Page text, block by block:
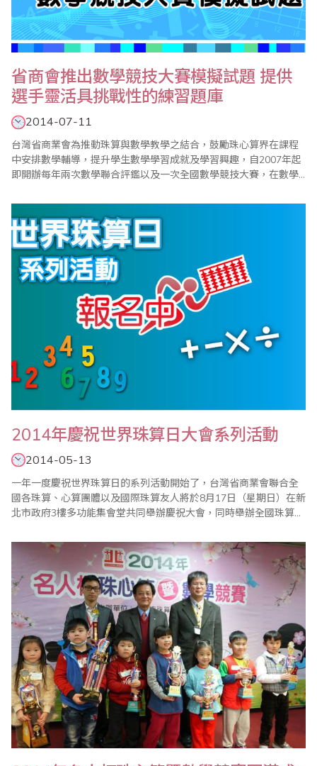
省商會推出數學競技大賽模擬試題 提供
選手靈活具挑戰性的練習題庫
2014-07-11
台灣省商業會為推動珠算與數學教學之結合，鼓勵珠心算界在課程
中安排數學輔導，提升學生數學學習成就及學習興趣，自2007年起
即開辦每年兩次數學聯合評鑑以及一次全國數學競技大賽，在數學
學好數學的目標。同時由於省商會的數學評鑑及競技大賽試題頗受
好評，學生及家長不斷呼籲省商會編印相關模擬試題，以提供考區
配合評鑑及比賽參加學生練習使用，在經過一段時間的..
2014年慶祝世界珠算日大會系列活動
2014-05-13
一年一度慶祝世界珠算日的系列活動開始了，台灣省商業會聯合全
國各珠算、心算團體以及國際珠算友人將於8月17日（星期日）在新
北市政府3樓多功能集會堂共同舉辦慶祝大會，同時舉辦全國珠算比
暨國際觀摩賽、祖孫樂活珠算趣味競賽等系列活動，歡迎踴躍報名